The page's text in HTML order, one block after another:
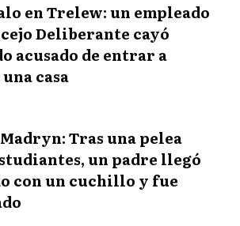
en Trelew: un empleado
Deliberante cayó
acusado de entrar a
casa
Tras una pelea
un padre llegó
con un cuchillo y fue